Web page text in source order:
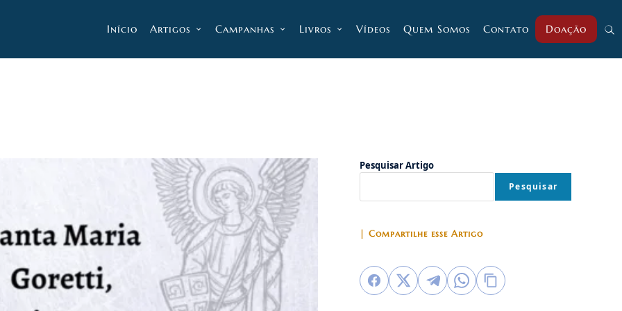
Início Artigos Campanhas Livros Vídeos Quem Somos Contato Doação
Pesquisar Artigo
Pesquisar
| Compartilhe esse Artigo